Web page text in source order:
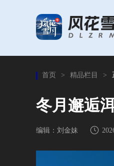
首页 > 精品栏目 >
冬月邂逅
编辑：刘金妹